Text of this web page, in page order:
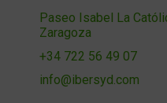
Paseo Isabel La
Zaragoza
+34 722 56 49 07
info@ibersyd.com